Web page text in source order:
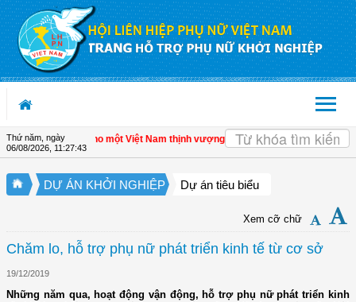
Truy cập nội dung luôn
Thứ năm, ngày
06/08/2026 11:27:44
- Đòn bẩy cho một Việt Nam thịnh vượng | Hội LHPN tỉnh Kiên Giang
DỰ ÁN KHỞI NGHIỆP Dự án tiêu biểu
Xem cỡ chữ
Chăm lo, hỗ trợ phụ nữ phát triển kinh tế từ cơ sở
19/12/2019
Những năm qua, hoạt động vận động, hỗ trợ phụ nữ phát triển kinh